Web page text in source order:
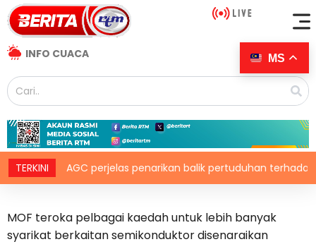
INFO CUACA
TERKINI
AGC perjelas penarikan balik pertuduhan terhadap Nicky
MOF teroka pelbagai kaedah untuk lebih banyak
syarikat berkaitan semikonduktor disenaraikan
MS